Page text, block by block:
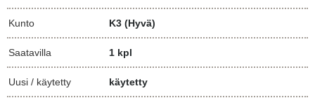
Kunto K3 (Hyvä)
Saatavilla 1 kpl
Uusi / käytetty käytetty